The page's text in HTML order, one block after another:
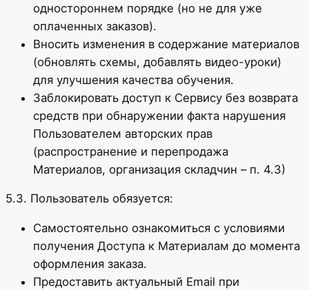
одностороннем порядке (но не для уже
оплаченных заказов).
Вносить изменения в содержание материалов
(обновлять схемы, добавлять видео-уроки)
для улучшения качества обучения.
Заблокировать доступ к Сервису без возврата
средств при обнаружении факта нарушения
Пользователем авторских прав
(распространение и перепродажа
Материалов, организация складчин – п. 4.3)
5.3. Пользователь обязуется:
Самостоятельно ознакомиться с условиями
получения Доступа к Материалам до момента
оформления заказа.
Предоставить актуальный Email при